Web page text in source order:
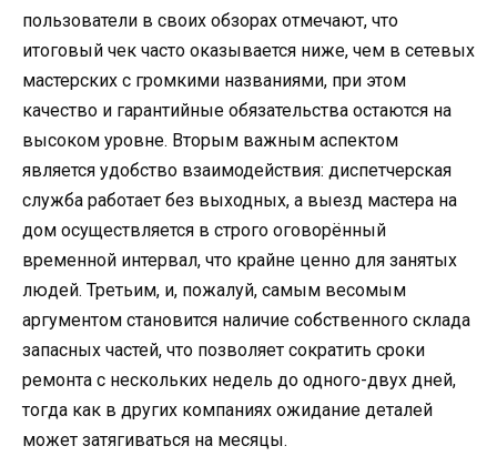
пользователи в своих обзорах отмечают, что
итоговый чек часто оказывается ниже, чем в сетевых
мастерских с громкими названиями, при этом
качество и гарантийные обязательства остаются на
высоком уровне. Вторым важным аспектом
является удобство взаимодействия: диспетчерская
служба работает без выходных, а выезд мастера на
дом осуществляется в строго оговорённый
временной интервал, что крайне ценно для занятых
людей. Третьим, и, пожалуй, самым весомым
аргументом становится наличие собственного склада
запасных частей, что позволяет сократить сроки
ремонта с нескольких недель до одного-двух дней,
тогда как в других компаниях ожидание деталей
может затягиваться на месяцы.